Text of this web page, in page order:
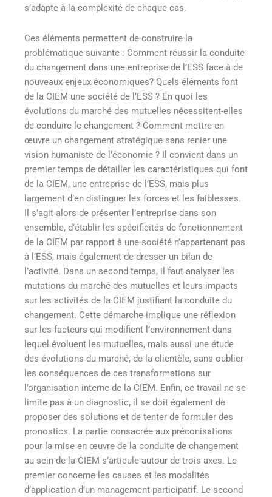
s’adapte à la complexité de chaque cas.
Ces éléments permettent de construire la
problématique suivante : Comment réussir la conduite
du changement dans une entreprise de l’ESS face à de
nouveaux enjeux économiques? Quels éléments font
de la CIEM une société de l’ESS ? En quoi les
évolutions du marché des mutuelles nécessitent-elles
de conduire le changement ? Comment mettre en
œuvre un changement stratégique sans renier une
vision humaniste de l’économie ? Il convient dans un
premier temps de détailler les caractéristiques qui font
de la CIEM, une entreprise de l’ESS, mais plus
largement d’en distinguer les forces et les faiblesses.
Il s’agit alors de présenter l’entreprise dans son
ensemble, d’établir les spécificités de fonctionnement
de la CIEM par rapport à une société n’appartenant pas
à l’ESS, mais également de dresser un bilan de
l’activité. Dans un second temps, il faut analyser les
mutations du marché des mutuelles et leurs impacts
sur les activités de la CIEM justifiant la conduite du
changement. Cette démarche implique une réflexion
sur les facteurs qui modifient l’environnement dans
lequel évoluent les mutuelles, mais aussi une étude
des évolutions du marché, de la clientèle, sans oublier
les conséquences de ces transformations sur
l’organisation interne de la CIEM. Enfin, ce travail ne se
limite pas à un diagnostic, il se doit également de
proposer des solutions et de tenter de formuler des
pronostics. La partie consacrée aux préconisations
pour la mise en œuvre de la conduite de changement
au sein de la CIEM s’articule autour de trois axes. Le
premier concerne les causes et les modalités
d’application d’un management participatif. Le second